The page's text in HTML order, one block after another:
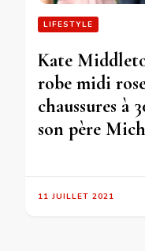
LIFESTYLE
Kate
robe midi
chaussures à
son père
11 JUILLET 2021